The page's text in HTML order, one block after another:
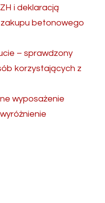
i deklaracją
betonowego
– sprawdzony
korzystających z
wyposażenie